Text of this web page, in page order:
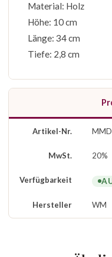
Material: Holz
Höhe: 10 cm
Länge: 34 cm
Tiefe: 2,8 cm
Artikel-Nr.
MwSt. 20%
Verfügbarkeit
Hersteller WM